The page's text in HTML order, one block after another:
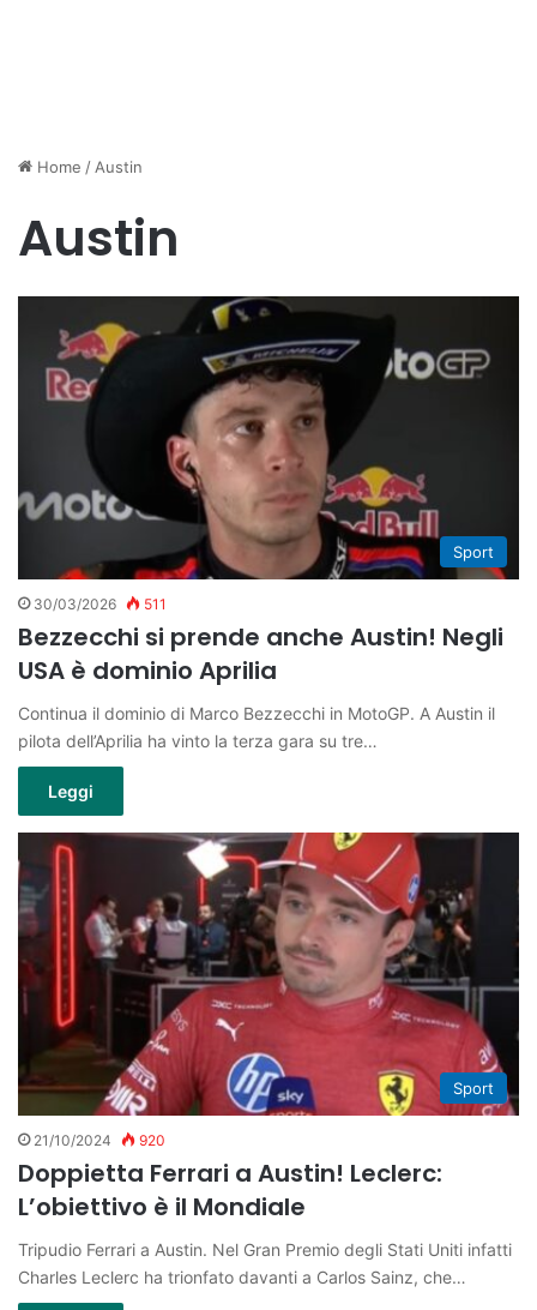
Home / Austin
Austin
Sport
30/03/2026 511
Bezzecchi si prende anche Austin! Negli
USA è dominio Aprilia
Continua il dominio di Marco Bezzecchi in MotoGP. A Austin il
pilota dell’Aprilia ha vinto la terza gara su tre…
Leggi
Sport
21/10/2024 920
Doppietta Ferrari a Austin! Leclerc:
L’obiettivo è il Mondiale
Tripudio Ferrari a Austin. Nel Gran Premio degli Stati Uniti infatti
Charles Leclerc ha trionfato davanti a Carlos Sainz, che…